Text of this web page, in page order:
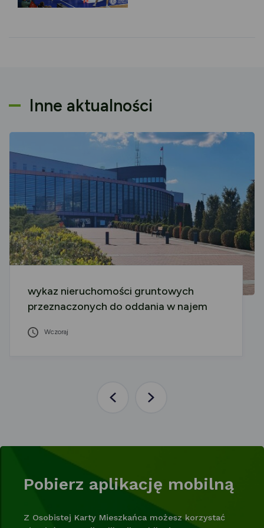
Inne aktualności
wykaz nieruchomości gruntowych
przeznaczonych do oddania w najem
Wczoraj
PoprzedniaNastępna
Pobierz aplikację mobilną
Z Osobistej Karty Mieszkańca możesz korzystać